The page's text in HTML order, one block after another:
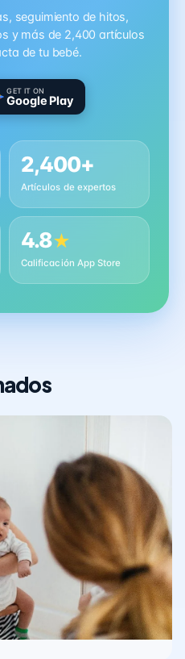
seguimiento de hitos,
y más de 2,400 artículos
de tu bebé.
GET IT ON
Google Play
2,400+
Artículos de expertos
4.8★
Calificación App Store